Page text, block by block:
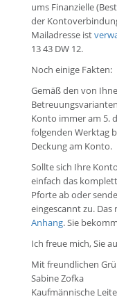
ums Finanzielle
der
Mailadresse ist
13 43 DW 12.
Noch einige Fakten:
Gemäß den von
Konto immer am 5.
folgenden Werktag
Deckung am Konto.
Sollte sich Ihre
einfach das
Pforte ab oder
eingescannt zu.
Anhang. Sie
Ich freue mich, Sie
Mit freundlichen
Sabine Zofka
Kaufmännische